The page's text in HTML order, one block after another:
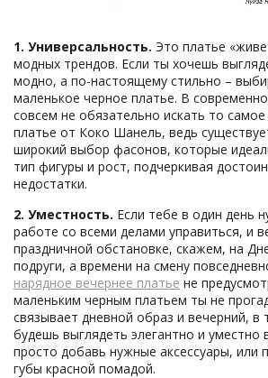
1. Универсальность. Это платье
модных трендов. Если ты хочешь
модно, а по-настоящему стильно –
маленькое черное платье. В
совсем не обязательно искать то самое
платье от Коко Шанель, ведь
широкий выбор фасонов, которые
тип фигуры и рост, подчеркивая
недостатки.
2. Уместность. Если тебе в один день
работе со всеми делами управиться, и
праздничной обстановке, скажем, на
подруги, а времени на смену
нарядное вечернее платье не
маленьким черным платьем ты не
связывает дневной образ и вечерний, в
будешь выглядеть элегантно и уместно
просто добавь нужные аксессуары, или
губы красной помадой.